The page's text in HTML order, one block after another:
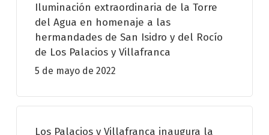
Iluminación extraordinaria de la Torre
del Agua en homenaje a las
hermandades de San Isidro y del Rocío
de Los Palacios y Villafranca
5 de mayo de 2022
Los Palacios y Villafranca inaugura la